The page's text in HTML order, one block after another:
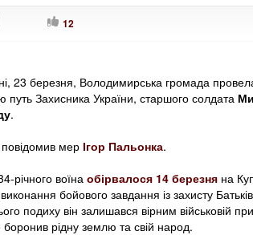
12
23 березня, Володимирська громада
путь Захисника України, старшого солдата
.
мер Ігор Пальонка.
річного воїна обірвалося 14 березня на
виконання бойового завдання із захисту
подиху він залишався вірним військовій
рідну землю та свій народ.